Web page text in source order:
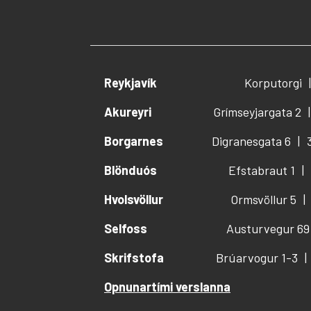
Reykjavík
Korputorgi
Akureyri
Grímseyjargata 2
Borgarnes
Digranesgata 6
Blönduós
Efstabraut 1
Hvolsvöllur
Ormsvöllur 5
Selfoss
Austurvegur 69
Skrifstofa
Brúarvogur 1-3
Opnunartími verslanna